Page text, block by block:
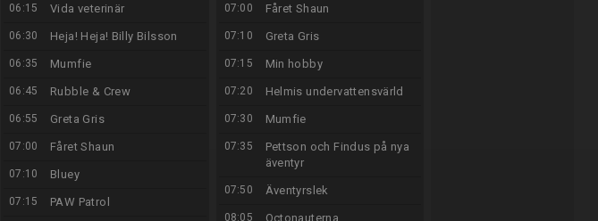
06:15 Vida veterinär
06:30 Heja! Heja! Billy Bilsson
06:35 Mumfie
06:45 Rubble & Crew
06:55 Greta Gris
07:00 Fåret Shaun
07:10 Bluey
07:15 PAW Patrol
07:00 Fåret Shaun
07:10 Greta Gris
07:15 Min hobby
07:20 Helmis undervattensvärld
07:30 Mumfie
07:35
Pettson och Findus på nya
äventyr
07:50 Äventyrslek
08:05 Octonauterna